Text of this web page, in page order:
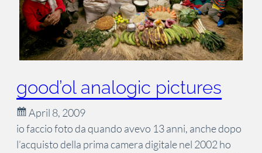
good’ol analogic pictures
April 8, 2009
io faccio foto da quando avevo 13 anni, anche dopo
l’acquisto della prima camera digitale nel 2002 ho